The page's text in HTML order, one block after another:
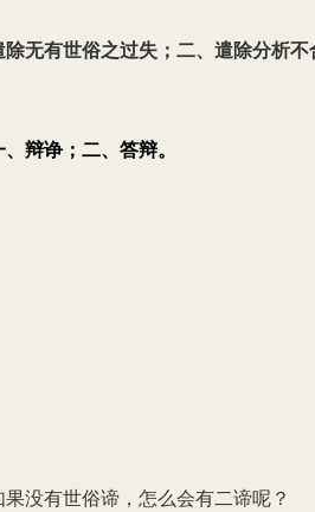
无有世俗之过失；二、遣除分析不
辩诤；二、答辩。
没有世俗谛，怎么会有二谛呢？